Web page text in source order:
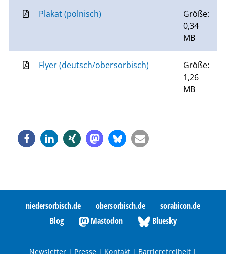
Plakat (polnisch)
Größe:
0,34
MB
Flyer (deutsch/obersorbisch)
Größe:
1,26
MB
niedersorbisch.de obersorbisch.de
sorabicon.de
Blog
Mastodon Bluesky
Newsletter | Presse | Kontakt | Barrierefreiheit |